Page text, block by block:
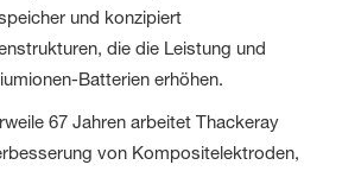
und konzipiert
die die Leistung und
Batterien erhöhen.
67 Jahren arbeitet Thackeray
von Kompositelektroden,